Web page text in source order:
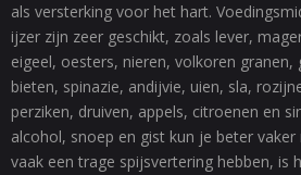
als versterking voor het hart.
ijzer zijn zeer geschikt, zoals lever,
eigeel, oesters, nieren, volkoren
bieten, spinazie, andijvie, uien, sla,
perziken, druiven, appels, citroenen en
alcohol, snoep en gist kun je beter
vaak een trage spijsvertering hebben, is